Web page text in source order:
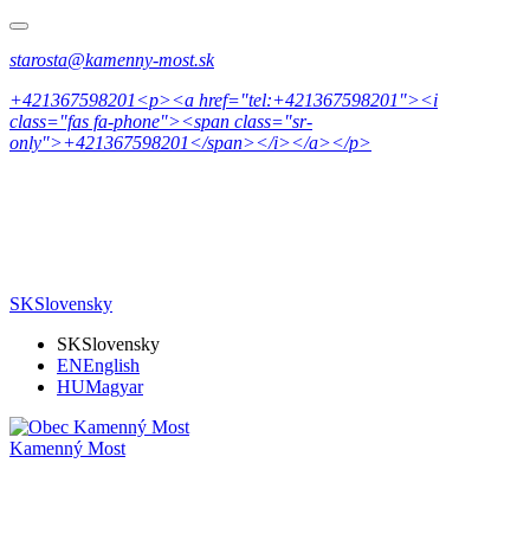
starosta@kamenny-most.sk
+421367598201<p><a href="tel:+421367598201"><i
class="fas fa-phone"><span class="sr-
only">+421367598201</span></i></a></p>
SKSlovensky
SKSlovensky
ENEnglish
HUMagyar
Kamenný Most